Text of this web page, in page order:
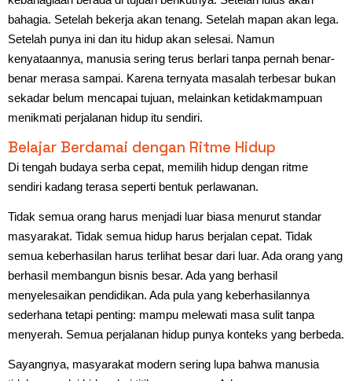
bahagia. Setelah bekerja akan tenang. Setelah mapan akan lega.
Setelah punya ini dan itu hidup akan selesai. Namun
kenyataannya, manusia sering terus berlari tanpa pernah benar-
benar merasa sampai. Karena ternyata masalah terbesar bukan
sekadar belum mencapai tujuan, melainkan ketidakmampuan
menikmati perjalanan hidup itu sendiri.
Belajar Berdamai dengan Ritme Hidup
Di tengah budaya serba cepat, memilih hidup dengan ritme
sendiri kadang terasa seperti bentuk perlawanan.
Tidak semua orang harus menjadi luar biasa menurut standar
masyarakat. Tidak semua hidup harus berjalan cepat. Tidak
semua keberhasilan harus terlihat besar dari luar. Ada orang yang
berhasil membangun bisnis besar. Ada yang berhasil
menyelesaikan pendidikan. Ada pula yang keberhasilannya
sederhana tetapi penting: mampu melewati masa sulit tanpa
menyerah. Semua perjalanan hidup punya konteks yang berbeda.
Sayangnya, masyarakat modern sering lupa bahwa manusia